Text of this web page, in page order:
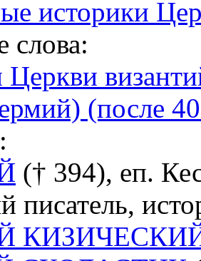
историки
слова:
(после
(† 394), еп.
писатель,